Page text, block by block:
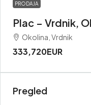
PRODAJA
Plac – Vrdnik,
Okolina, Vrdnik
333,720EUR
Pregled